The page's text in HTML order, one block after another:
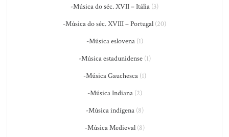
-Música do séc. XVII – Itália (3)
-Música do séc. XVIII – Portugal (20)
-Música eslovena(1)
-Música estadunidense(1)
-Música Gauchesca(1)
-Música Indiana(2)
-Música indígena(8)
-Música Medieval(8)